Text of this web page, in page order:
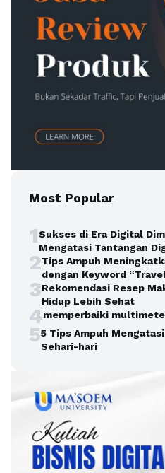
Most Popular
1Sukses di Era Digital
Mengatasi Tantangan
2Tips Ampuh
dengan Keyword
3Rekomendasi Resep
Hidup Lebih Sehat
4memperbaiki
55 Tips Ampuh
Sehari-hari